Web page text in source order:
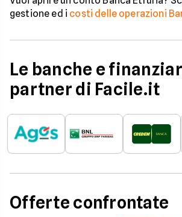
gestione ed i costi delle operazioni
Le banche e
partner di Facile.it
Offerte confrontate